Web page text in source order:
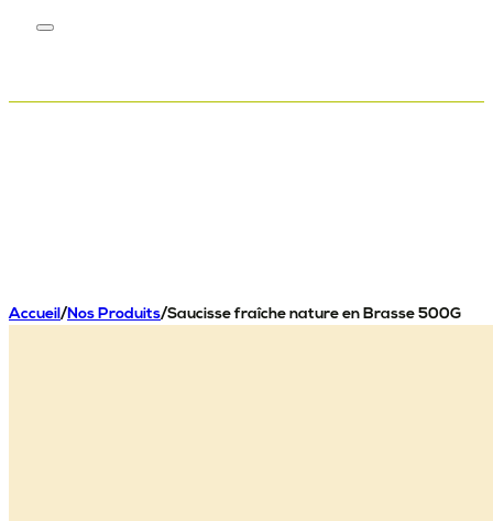
Accueil/Nos Produits/Saucisse fraîche nature en Brasse 500G